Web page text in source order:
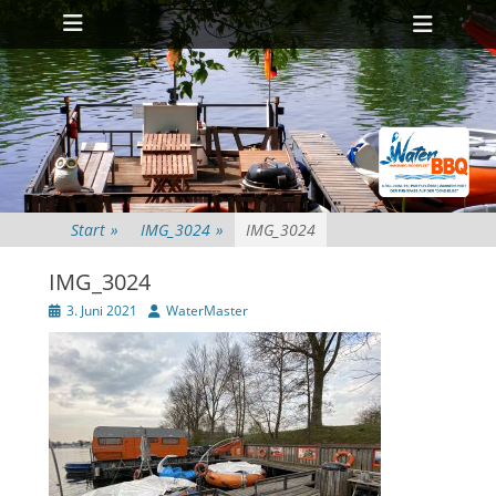
Primäres Menü
Zum
Inhalt
springen
Start » IMG_3024 » IMG_3024
IMG_3024
Veröffentlicht
am
3. Juni 2021 AutorWaterMaster